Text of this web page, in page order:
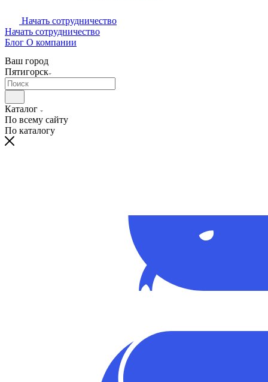
Начать сотрудничество
Начать сотрудничество
Блог О компании
Ваш город
Пятигорск
Каталог
По всему сайту
По каталогу